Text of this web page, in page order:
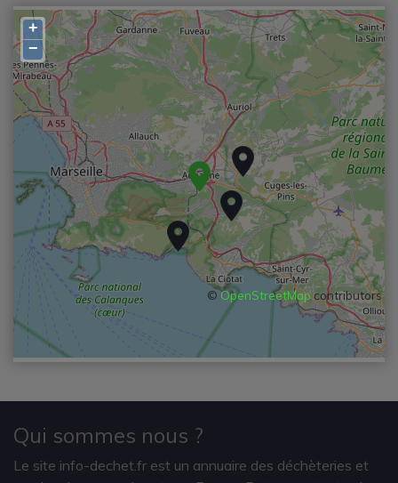
+
−
© OpenStreetMapcontributors
Qui sommes nous ?
Le site info-dechet.fr est un annuaire des déchèteries et